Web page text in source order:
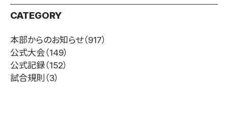
CATEGORY
本部からのお知らせ（917）
公式大会（149）
公式記録（152）
試合規則 （3）